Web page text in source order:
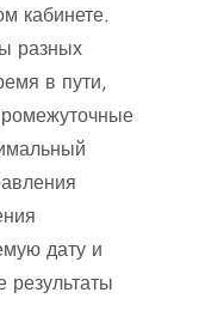
кабинете.
разных
в пути,
дату и
результаты